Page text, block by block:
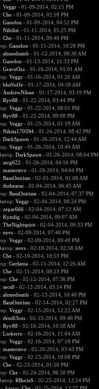
Veggr- 01-09-2014, 02:15 PM
Che- 01-09-2014, 02:18 PM
Ganelon - 01-09-2014, 04:52 PM
Nihilist- 01-11-2014, 05:25 PM
Che- 01-11-2014, 09:40 PM
Ganelon - 01-11-2014, 10:28 PM
ahmedssmb - 01-12-2014, 08:30 AM
Ganelon - 01-13-2014, 11:33 PM
GraveOzz- 01-16-2014, 01:01 AM
Veggr- 01-16-2014, 01:20 AM
bluffuffe- 01-17-2014, 04:59 AM
AndrewNJean - 01-17-2014, 03:19 PM
Ryv88 - 01-22-2014, 03:44 PM
Veggr- 01-22-2014, 08:01 PM
Ryv88 - 01-22-2014, 09:08 PM
Veggr- 01-23-2014, 01:19 AM
Nikita170594- 01-24-2014, 08:42 PM
DarkSpawn - 01-26-2014, 12:44 AM
Veggr- 01-26-2014, 10:49 AM
DarkSpawn - 01-26-2014, 08:04 PM
serg622 - 01-26-2014, 04:16 PM
masterstvo - 01-29-2014, 04:04 PM
BassOnirism - 02-01-2014, 01:08 AM
thehearse- 02-04-2014, 06:45 AM
BassOnirism - 02-04-2014, 07:37 PM
Veggr- 02-04-2014, 08:24 PM
zepar666- 02-04-2014, 07:12 AM
Kyndig - 02-04-2014, 09:07 AM
TheNightspirit- 02-04-2014, 09:33 PM
nevs- 02-09-2014, 07:48 PM
Veggr- 02-09-2014, 09:49 PM
nevs- 02-10-2014, 02:58 AM
Che- 02-10-2014, 10:53 PM
Gerlania- 02-11-2014, 12:26 AM
Che- 02-11-2014, 08:23 PM
Che- 02-12-2014, 07:36 PM
secs0 - 02-12-2014, 03:14 PM
ahmedssmb - 02-13-2014, 10:40 PM
BassOnirism - 02-14-2014, 02:27 PM
Veggr- 02-15-2014, 12:22 AM
deni63rus- 02-15-2014, 09:48 PM
Ryv88 - 02-16-2014, 10:58 AM
Liokerro - 02-16-2014, 11:04 AM
Veggr- 02-16-2014, 07:18 PM
masterstvo - 02-20-2014, 03:43 PM
Veggr- 02-23-2014, 10:08 PM
Che- 02-23-2014, 01:50 PM
Che- 02-24-2014, 06:58 PM
RBorisS- 02-25-2014, 12:24 PM